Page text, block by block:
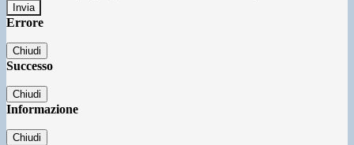
Errore
Chiudi
Successo
Chiudi
Informazione
Chiudi